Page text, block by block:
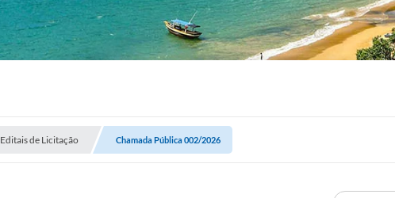
Editais de Licitação Chamada Pública 002/2026